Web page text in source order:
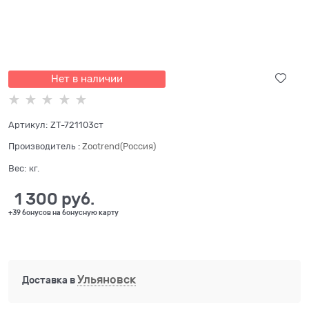
Нет в наличии
Артикул: ZT-721103ст
Производитель : Zootrend(Россия)
Вес: кг.
1 300 руб.
+39 бонусов на бонусную карту
Доставка вУльяновск